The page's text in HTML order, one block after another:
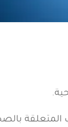
المتعلقة